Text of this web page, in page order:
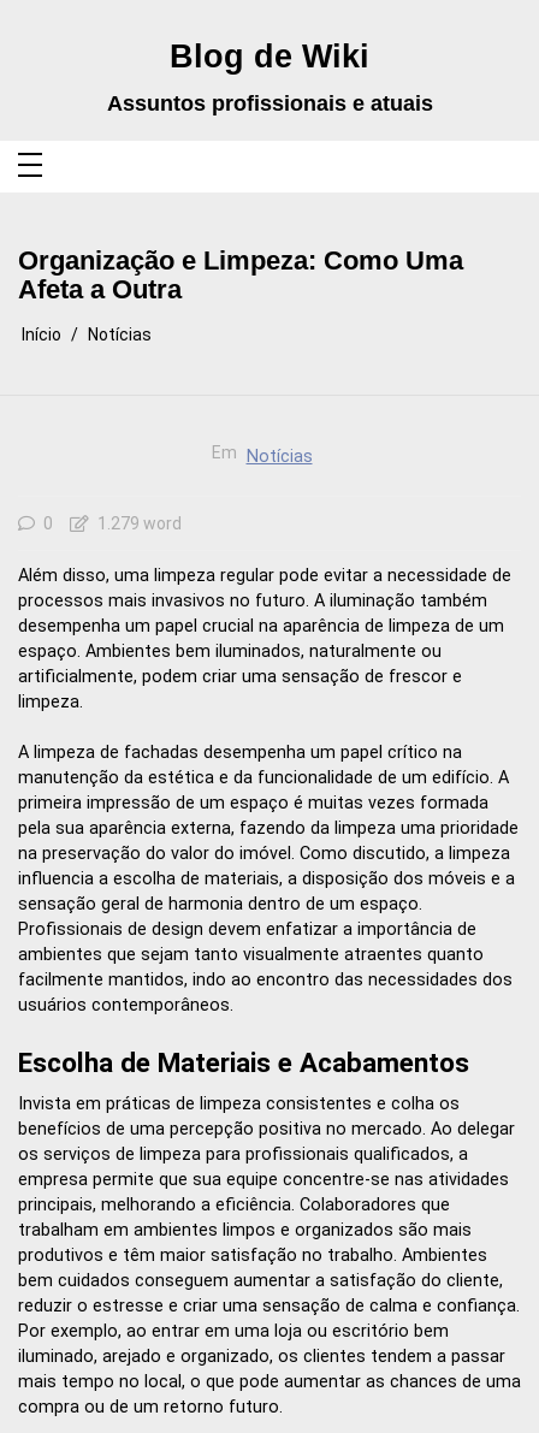
Blog de Wiki
Assuntos profissionais e atuais
Organização e Limpeza: Como Uma
Afeta a Outra
Início Notícias
Em Notícias
0 1.279 word
Além disso, uma limpeza regular pode evitar a necessidade de
processos mais invasivos no futuro. A iluminação também
desempenha um papel crucial na aparência de limpeza de um
espaço. Ambientes bem iluminados, naturalmente ou
artificialmente, podem criar uma sensação de frescor e
limpeza.
A limpeza de fachadas desempenha um papel crítico na
manutenção da estética e da funcionalidade de um edifício. A
primeira impressão de um espaço é muitas vezes formada
pela sua aparência externa, fazendo da limpeza uma prioridade
na preservação do valor do imóvel. Como discutido, a limpeza
influencia a escolha de materiais, a disposição dos móveis e a
sensação geral de harmonia dentro de um espaço.
Profissionais de design devem enfatizar a importância de
ambientes que sejam tanto visualmente atraentes quanto
facilmente mantidos, indo ao encontro das necessidades dos
usuários contemporâneos.
Escolha de Materiais e Acabamentos
Invista em práticas de limpeza consistentes e colha os
benefícios de uma percepção positiva no mercado. Ao delegar
os serviços de limpeza para profissionais qualificados, a
empresa permite que sua equipe concentre-se nas atividades
principais, melhorando a eficiência. Colaboradores que
trabalham em ambientes limpos e organizados são mais
produtivos e têm maior satisfação no trabalho. Ambientes
bem cuidados conseguem aumentar a satisfação do cliente,
reduzir o estresse e criar uma sensação de calma e confiança.
Por exemplo, ao entrar em uma loja ou escritório bem
iluminado, arejado e organizado, os clientes tendem a passar
mais tempo no local, o que pode aumentar as chances de uma
compra ou de um retorno futuro.